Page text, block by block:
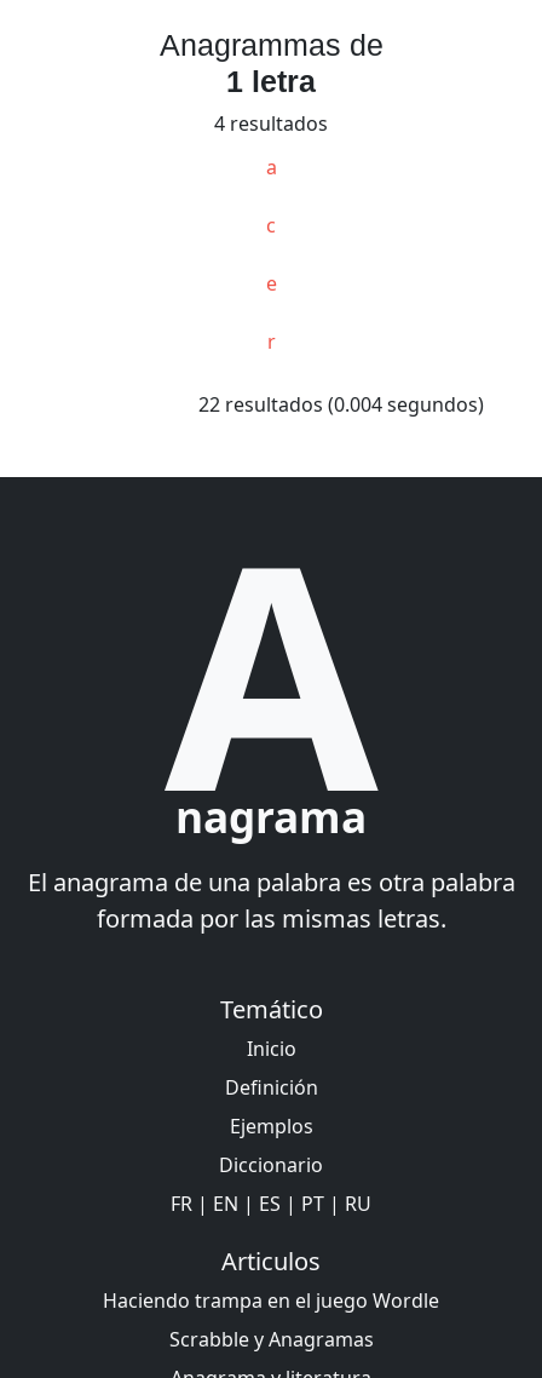
Anagrammas de
1 letra
4 resultados
a
c
e
r
22 resultados (0.004 segundos)
A
nagrama
El anagrama de una palabra es otra palabra
formada por las mismas letras.
Temático
Inicio
Definición
Ejemplos
Diccionario
FR | EN | ES | PT | RU
Articulos
Haciendo trampa en el juego Wordle
Scrabble y Anagramas